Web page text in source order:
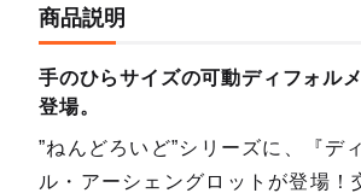
商品説明
手のひらサイズの可動ディフォル
登場。
”ねんどろいど”シリーズに、『
ル・アーシェングロットが登場